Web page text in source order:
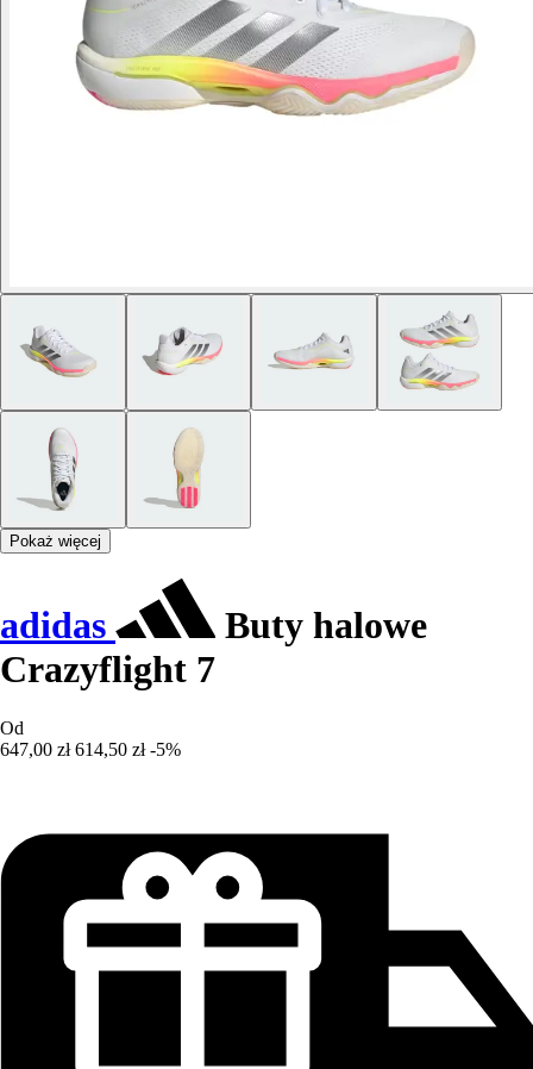
Pokaż więcej
adidas
Buty halowe
Crazyflight 7
Od
647,00 zł 614,50 zł -5%